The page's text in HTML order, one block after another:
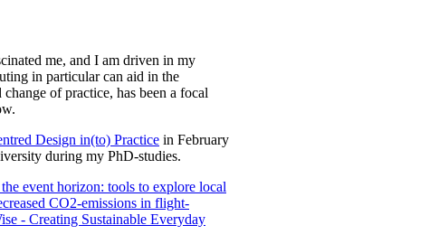
me, and I am driven in my
in particular can aid in the
of practice, has been a focal
Design in(to) Practice in February
during my PhD-studies.
event horizon: tools to explore local
CO2-emissions in flight-
- Creating Sustainable Everyday